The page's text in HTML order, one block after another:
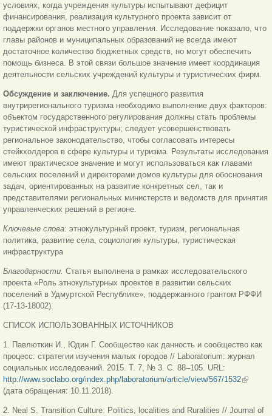
условиях, когда учреждения культуры испытывают дефицит
финансирования, реализация культурного проекта зависит от
поддержки органов местного управления. Исследование показало, что
главы районов и муниципальных образований не всегда имеют
достаточное количество бюджетных средств, но могут обеспечить
помощь бизнеса. В этой связи большое значение имеет координация
деятельности сельских учреждений культуры и туристических фирм.
Обсуждение и заключение. Для успешного развития
внутрирегионального туризма необходимо выполнение двух факторов:
объектом государственного регулирования должны стать проблемы
туристической инфраструктуры; следует усовершенствовать
региональное законодательство, чтобы согласовать интересы
стейкхолдеров в сфере культуры и туризма. Результаты исследования
имеют практическое значение и могут использоваться как главами
сельских поселений и директорами домов культуры для обоснования
задач, ориентированных на развитие конкретных сел, так и
представителями региональных министерств и ведомств для принятия
управленческих решений в регионе.
Ключевые слова: этнокультурный проект, туризм, региональная
политика, развитие села, социология культуры, туристическая
инфраструктура
Благодарности. Статья выполнена в рамках исследовательского
проекта «Роль этнокультурных проектов в развитии сельских
поселений в Удмуртской Республике», поддержанного грантом РФФИ
(17-13-18002).
СПИСОК ИСПОЛЬЗОВАННЫХ ИСТОЧНИКОВ
1. Павлюткин И., Юдин Г. Сообщество как данность и сообщество как
процесс: стратегии изучения малых городов // Laboratorium: журнал
социальных исследований. 2015. Т. 7, № 3. С. 88–105. URL:
http://www.soclabo.org/index.php/laboratorium/article/view/567/1532(link is
(дата обращения: 10.11.2018).
2. Neal S. Transition Culture: Politics, localities and Ruralities // Journal of